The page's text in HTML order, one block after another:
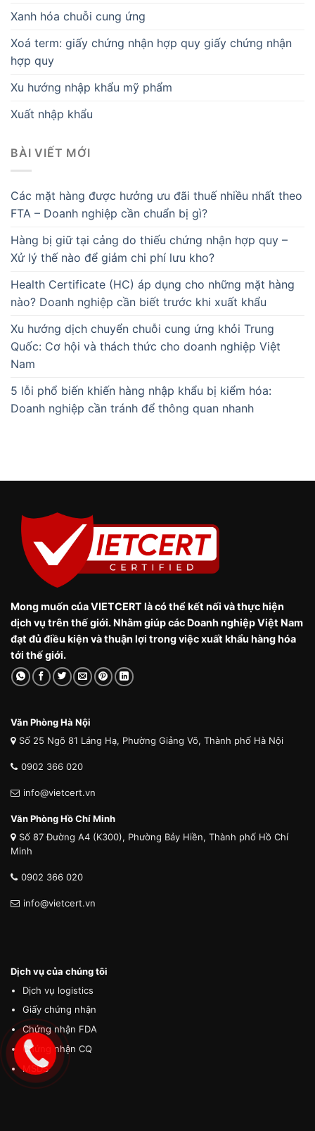
Xanh hóa chuỗi cung ứng
Xoá term: giấy chứng nhận hợp quy giấy chứng nhận
hợp quy
Xu hướng nhập khẩu mỹ phẩm
Xuất nhập khẩu
BÀI VIẾT MỚI
Các mặt hàng được hưởng ưu đãi thuế nhiều nhất theo
FTA – Doanh nghiệp cần chuẩn bị gì?
Hàng bị giữ tại cảng do thiếu chứng nhận hợp quy –
Xử lý thế nào để giảm chi phí lưu kho?
Health Certificate (HC) áp dụng cho những mặt hàng
nào? Doanh nghiệp cần biết trước khi xuất khẩu
Xu hướng dịch chuyển chuỗi cung ứng khỏi Trung
Quốc: Cơ hội và thách thức cho doanh nghiệp Việt
Nam
5 lỗi phổ biến khiến hàng nhập khẩu bị kiểm hóa:
Doanh nghiệp cần tránh để thông quan nhanh
Mong muốn của VIETCERT là có thể kết nối và thực hiện
dịch vụ trên thế giới. Nhằm giúp các Doanh nghiệp Việt Nam
đạt đủ điều kiện và thuận lợi trong việc xuất khẩu hàng hóa
tới thế giới.
Văn Phòng Hà Nội
Số 25 Ngõ 81 Láng Hạ, Phường Giảng Võ, Thành phố Hà Nội
0902 366 020
info@vietcert.vn
Văn Phòng Hồ Chí Minh
Số 87 Đường A4 (K300), Phường Bảy Hiền, Thành phố Hồ Chí
Minh
0902 366 020
info@vietcert.vn
Dịch vụ của chúng tôi
Dịch vụ logistics
Giấy chứng nhận
Chứng nhận FDA
Chứng nhận CQ
MSDS